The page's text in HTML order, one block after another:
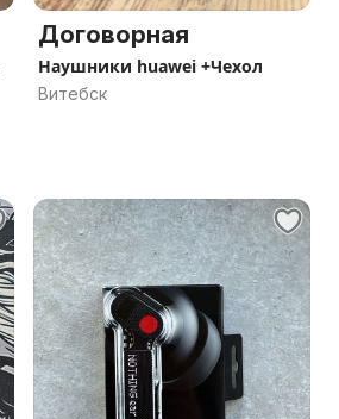
Договорная
Наушники huawei +Чехол
Витебск